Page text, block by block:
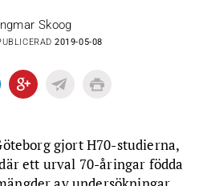
Skoog
2019-05-08
gjort H70-studierna,
ett urval 70-åringar födda